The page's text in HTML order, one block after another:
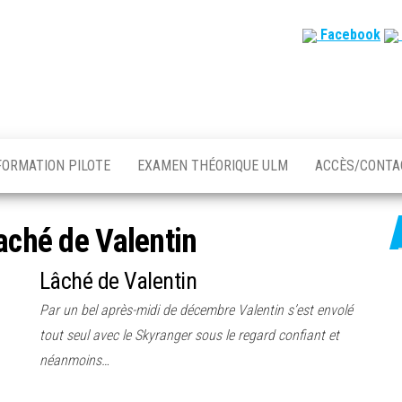
Facebook
PILOTE EXAMEN THÉORIQUE ULM ACCÈS/
de Valentin
Lâché de Valentin
Par un bel après-midi de décembre Valentin s’est envolé
tout seul avec le Skyranger sous le regard confiant et
néanmoins…